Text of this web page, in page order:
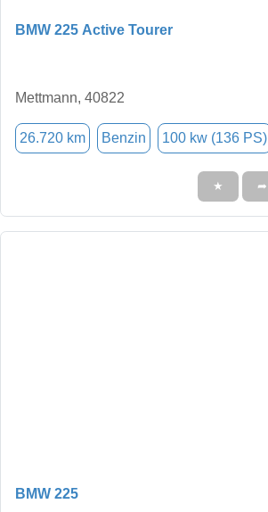
BMW 225 Active Tourer
Mettmann, 40822
26.720 km Benzin 100 kw (136 PS)
★ ➦
BMW 225